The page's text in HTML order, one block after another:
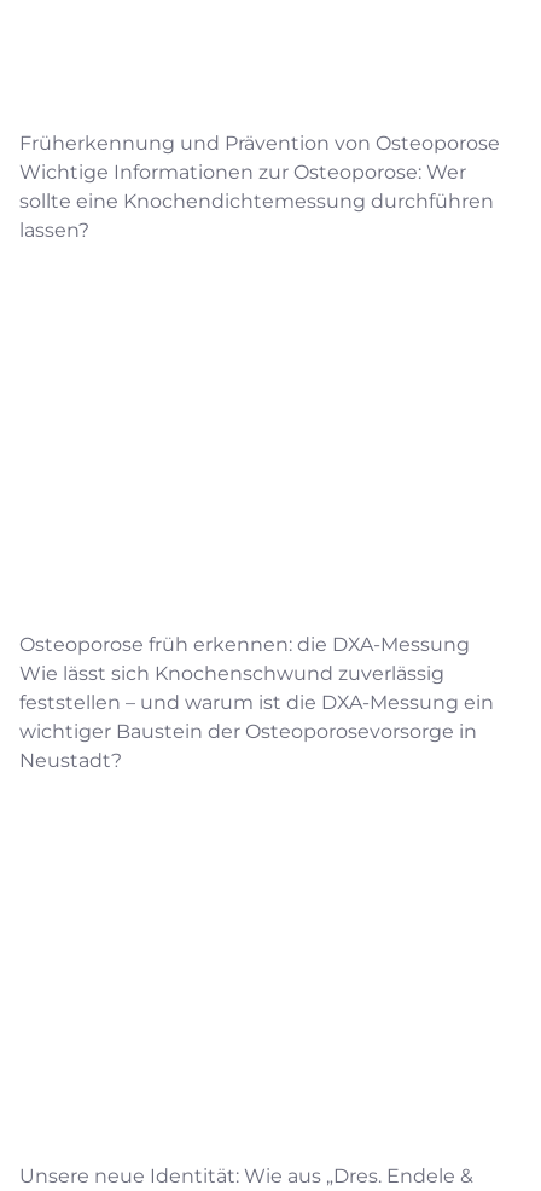
Früherkennung und Prävention von Osteoporose
Wichtige Informationen zur Osteoporose: Wer
sollte eine Knochendichtemessung durchführen
lassen?
Osteoporose früh erkennen: die DXA-Messung
Wie lässt sich Knochenschwund zuverlässig
feststellen – und warum ist die DXA-Messung ein
wichtiger Baustein der Osteoporosevorsorge in
Neustadt?
Unsere neue Identität: Wie aus „Dres. Endele &